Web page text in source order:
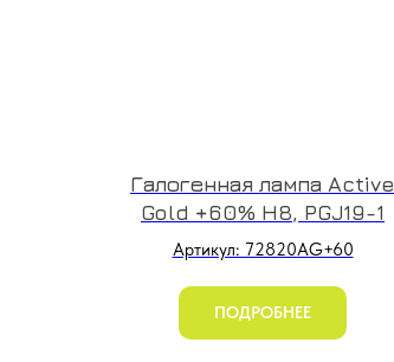
Галогенная лампа Active
Gold +60% H8, PGJ19-1
Артикул: 72820AG+60
ПОДРОБНЕЕ